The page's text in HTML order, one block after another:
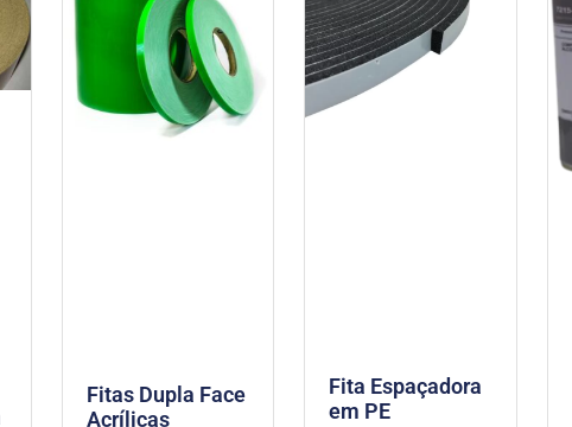
Fitas Dupla Face
Acrílicas
Fita Espaçadora
em PE